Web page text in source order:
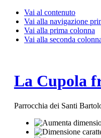
Vai al contenuto
Vai alla navigazione
Vai alla prima colonna
Vai alla seconda
La Cupola
Parrocchia dei Santi